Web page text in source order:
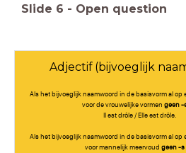
Slide 6 - Open question
Adjectif (bijvoeglijk
Als het bijvoeglijk naamwoord in de basisvorm al op
voor de vrouwelijke vormen geen -
Il est drôle / Elle est drôle.
Als het bijvoeglijk naamwoord in de basisvorm al op
voor mannelijk meervoud geen -s